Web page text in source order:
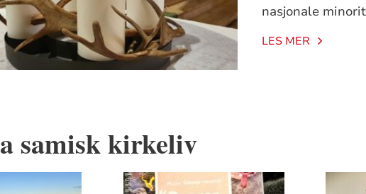
nasjonale
LES MER
samisk kirkeliv